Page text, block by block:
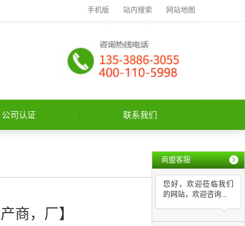
手机版 站内搜索 网站地图
公司认证 联系我们
商，厂】
商盟客服
您好，欢迎莅临我们
的网站，欢迎咨询...